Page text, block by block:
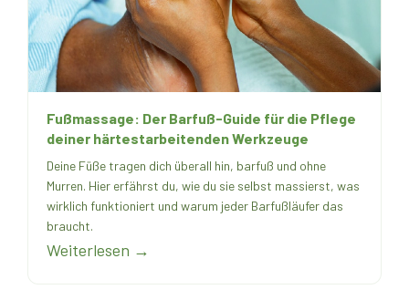
Fußmassage: Der Barfuß-Guide für die Pflege
deiner härtestarbeitenden Werkzeuge
Deine Füße tragen dich überall hin, barfuß und ohne
Murren. Hier erfährst du, wie du sie selbst massierst, was
wirklich funktioniert und warum jeder Barfußläufer das
braucht.
Weiterlesen →